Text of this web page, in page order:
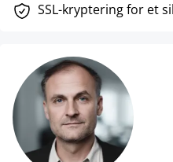
SSL-kryptering for et